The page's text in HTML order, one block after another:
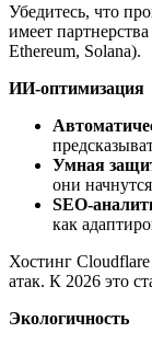
Убедитесь, что
имеет
Ethereum, Solana).
ИИ-оптимизация
Умная
они
SEO-
как
Хостинг
атак. К 2026 это
Экологичность